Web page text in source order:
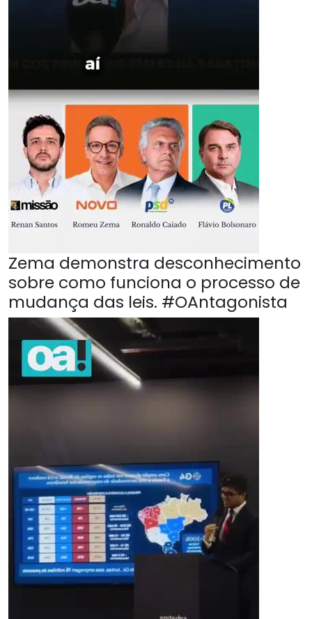
Zema demonstra desconhecimento
sobre como funciona o processo de
mudança das leis. #OAntagonista